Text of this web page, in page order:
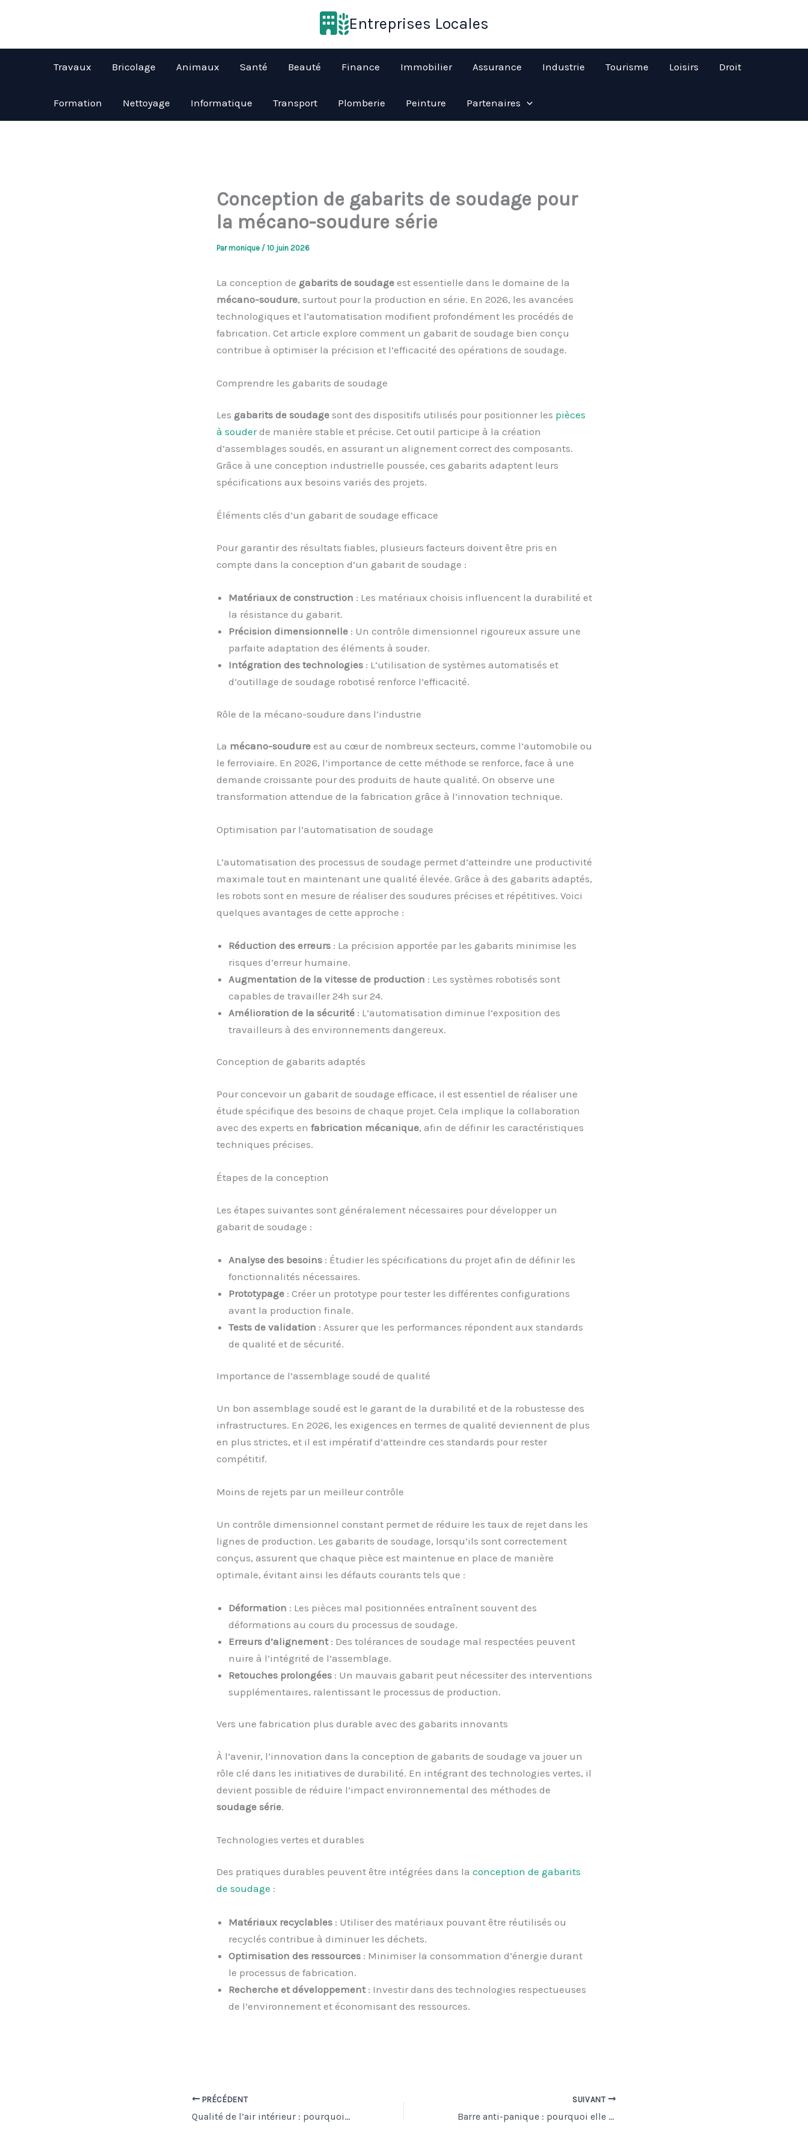
Entreprises Locales
Travaux Bricolage Animaux Santé Beauté Finance Immobilier Assurance Industrie Tourisme Loisirs Droit
Formation Nettoyage Informatique Transport Plomberie Peinture Partenaires
Conception de gabarits de soudage pour
la mécano-soudure série
Parmonique / 10 juin 2026
La conception de gabarits de soudageest essentielle dans le domaine de la
mécano-soudure, surtout pour la production en série. En 2026, les avancées
technologiques et l’automatisation modifient profondément les procédés de
fabrication. Cet article explore comment un gabarit de soudage bien conçu
contribue à optimiser la précision et l’efficacité des opérations de soudage.
Comprendre les gabarits de soudage
Les gabarits de soudagesont des dispositifs utilisés pour positionner les pièces
à souderde manière stable et précise. Cet outil participe à la création
d’assemblages soudés, en assurant un alignement correct des composants.
Grâce à une conception industrielle poussée, ces gabarits adaptent leurs
spécifications aux besoins variés des projets.
Éléments clés d’un gabarit de soudage efficace
Pour garantir des résultats fiables, plusieurs facteurs doivent être pris en
compte dans la conception d’un gabarit de soudage :
Matériaux de construction : Les matériaux choisis influencent la durabilité et
la résistance du gabarit.
Précision dimensionnelle: Un contrôle dimensionnel rigoureux assure une
parfaite adaptation des éléments à souder.
Intégration des technologies: L’utilisation de systèmes automatisés et
d’outillage de soudage robotisé renforce l’efficacité.
Rôle de la mécano-soudure dans l’industrie
La mécano-soudureest au cœur de nombreux secteurs, comme l’automobile ou
le ferroviaire. En 2026, l’importance de cette méthode se renforce, face à une
demande croissante pour des produits de haute qualité. On observe une
transformation attendue de la fabrication grâce à l’innovation technique.
Optimisation par l’automatisation de soudage
L’automatisation des processus de soudage permet d’atteindre une productivité
maximale tout en maintenant une qualité élevée. Grâce à des gabarits adaptés,
les robots sont en mesure de réaliser des soudures précises et répétitives. Voici
quelques avantages de cette approche :
Réduction des erreurs: La précision apportée par les gabarits minimise les
risques d’erreur humaine.
Augmentation de la vitesse de production : Les systèmes robotisés sont
capables de travailler 24h sur 24.
Amélioration de la sécurité: L’automatisation diminue l’exposition des
travailleurs à des environnements dangereux.
Conception de gabarits adaptés
Pour concevoir un gabarit de soudage efficace, il est essentiel de réaliser une
étude spécifique des besoins de chaque projet. Cela implique la collaboration
avec des experts en fabrication mécanique, afin de définir les caractéristiques
techniques précises.
Étapes de la conception
Les étapes suivantes sont généralement nécessaires pour développer un
gabarit de soudage :
Analyse des besoins: Étudier les spécifications du projet afin de définir les
fonctionnalités nécessaires.
Prototypage: Créer un prototype pour tester les différentes configurations
avant la production finale.
Tests de validation : Assurer que les performances répondent aux standards
de qualité et de sécurité.
Importance de l’assemblage soudé de qualité
Un bon assemblage soudé est le garant de la durabilité et de la robustesse des
infrastructures. En 2026, les exigences en termes de qualité deviennent de plus
en plus strictes, et il est impératif d’atteindre ces standards pour rester
compétitif.
Moins de rejets par un meilleur contrôle
Un contrôle dimensionnel constant permet de réduire les taux de rejet dans les
lignes de production. Les gabarits de soudage, lorsqu’ils sont correctement
conçus, assurent que chaque pièce est maintenue en place de manière
optimale, évitant ainsi les défauts courants tels que :
Déformation : Les pièces mal positionnées entraînent souvent des
déformations au cours du processus de soudage.
Erreurs d’alignement: Des tolérances de soudage mal respectées peuvent
nuire à l’intégrité de l’assemblage.
Retouches prolongées: Un mauvais gabarit peut nécessiter des interventions
supplémentaires, ralentissant le processus de production.
Vers une fabrication plus durable avec des gabarits innovants
À l’avenir, l’innovation dans la conception de gabarits de soudage va jouer un
rôle clé dans les initiatives de durabilité. En intégrant des technologies vertes, il
devient possible de réduire l’impact environnemental des méthodes de
soudage série.
Technologies vertes et durables
Des pratiques durables peuvent être intégrées dans la conception de gabarits
de soudage :
Matériaux recyclables: Utiliser des matériaux pouvant être réutilisés ou
recyclés contribue à diminuer les déchets.
Optimisation des ressources: Minimiser la consommation d’énergie durant
le processus de fabrication.
Recherche et développement: Investir dans des technologies respectueuses
de l’environnement et économisant des ressources.
PRÉCÉDENT
Qualité de l’air intérieur : pourquoi le dépoussiérage des gaines VMC est vital ?
SUIVANT
Barre anti-panique : pourquoi elle est obligatoire sur les portes de secours ?